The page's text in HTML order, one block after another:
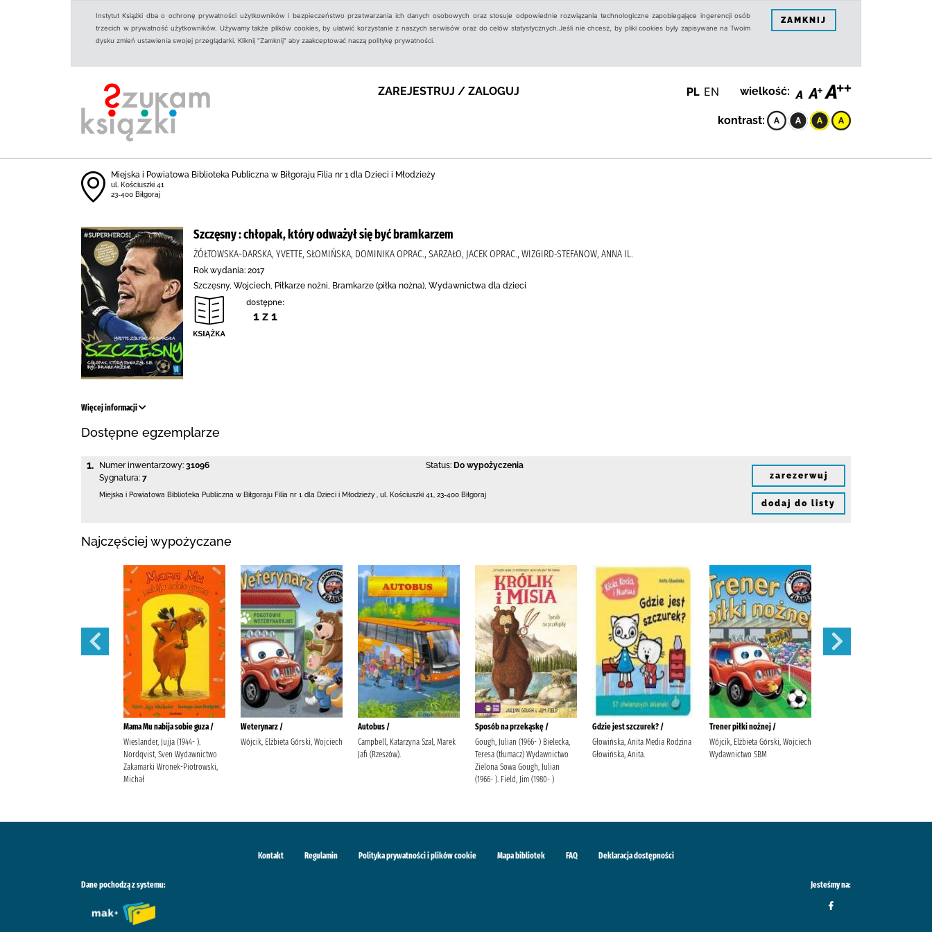
Instytut Książki dba o ochronę prywatności użytkowników i bezpieczeństwo przetwarzania ich danych osobowych oraz stosuje odpowiednie rozwiązania technologiczne zapobiegające ingerencji osób
trzecich w prywatność użytkowników. Używamy także plików cookies, by ułatwić korzystanie z naszych serwisów oraz do celów statystycznych.Jeśli nie chcesz, by pliki cookies były zapisywane na Twoim
dysku zmień ustawienia swojej przeglądarki. Kliknij "Zamknij" aby zaakceptować naszą politykę prywatności.
ZAMKNIJ
ZAREJESTRUJ / ZALOGUJ PL EN wielkość:
kontrast:
Miejska i Powiatowa Biblioteka Publiczna w Biłgoraju Filia nr 1 dla Dzieci i Młodzieży
ul. Kościuszki 41
23-400 Biłgoraj
Szczęsny : chłopak, który odważył się być bramkarzem
ŻÓŁTOWSKA-DARSKA, YVETTE, SŁOMIŃSKA, DOMINIKA OPRAC., SARZAŁO, JACEK OPRAC., WIZGIRD-STEFANOW, ANNA IL.
Rok wydania: 2017
Szczęsny, Wojciech, Piłkarze nożni, Bramkarze (piłka nożna), Wydawnictwa dla dzieci
dostępne:
1 z 1
Więcej informacji
Dostępne egzemplarze
1. Numer inwentarzowy: 31096
Sygnatura: 7
Status: Do wypożyczenia
Miejska i Powiatowa Biblioteka Publiczna w Biłgoraju Filia nr 1 dla Dzieci i Młodzieży ul. Kościuszki 41 23-400 Biłgoraj
zarezerwuj
dodaj do listy
Najczęściej wypożyczane
Mama Mu nabija sobie guza /
Wieslander, Jujja (1944- ).
Nordqvist, Sven Wydawnictwo
Zakamarki Wronek-Piotrowski,
Michał
Weterynarz /
Wójcik, Elżbieta Górski, Wojciech
Autobus /
Campbell, Katarzyna Szal, Marek
Jafi (Rzeszów).
Sposób na przekąskę /
Gough, Julian (1966- ) Bielecka,
Teresa (tłumacz) Wydawnictwo
Zielona Sowa Gough, Julian
(1966- ). Field, Jim (1980- )
Gdzie jest szczurek? /
Głowińska, Anita Media Rodzina
Głowińska, Anita.
Trener piłki nożnej /
Wójcik, Elżbieta Górski, Wojciech
Wydawnictwo SBM
Kontakt Regulamin Polityka prywatności i plików cookie Mapa bibliotek FAQ Deklaracja dostępności
Dane pochodzą z systemu: Jesteśmy na: